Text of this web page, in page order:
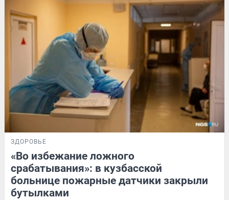
ЗДОРОВЬЕ
«Во избежание ложного
срабатывания»: в кузбасской
больнице пожарные датчики закрыли
бутылками